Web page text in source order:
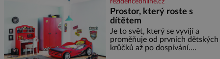
kůži, hledáme úlevu v bazénu
nebo pomocí klimatizace. Jenže
ne vždycky můžeme být v jejich
blízkosti. Nemusíte však zoufat.
Pokud budete mít promyšlený
jídelníček, žadné pařáky si na
Prostor, který roste s
dítětem
Je to svět, který se vyvíjí a
proměňuje od prvních dětských
krůčků až po dospívání.